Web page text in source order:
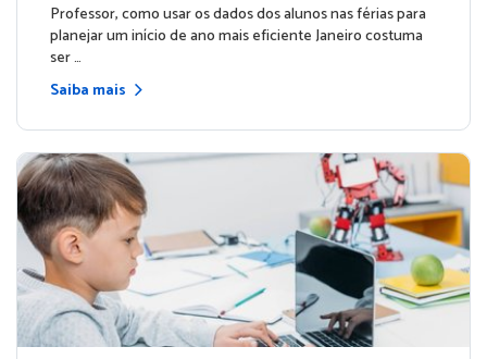
Professor, como usar os dados dos alunos nas férias para
planejar um início de ano mais eficiente Janeiro costuma
ser …
Saiba mais